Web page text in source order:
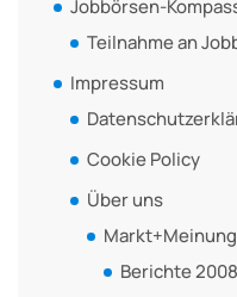
Jobbörsen-
Teilnahme an
Impressum
Cookie Policy
Über uns
Markt+Meinung
Berichte 2008